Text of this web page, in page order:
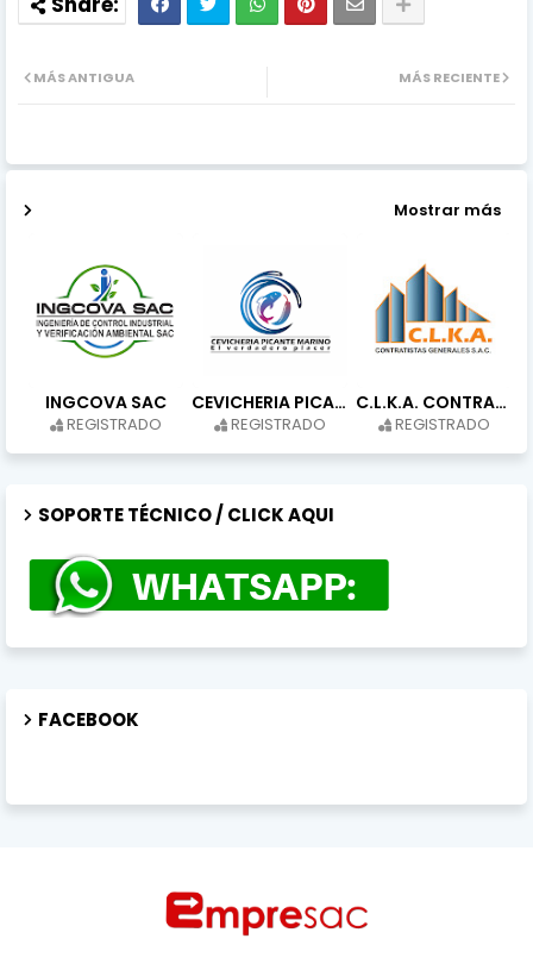
MÁS RECIENTE
MÁS ANTIGUA
Mostrar más
INGCOVA SAC
REGISTRADO
CEVICHERIA PICANTERIA MARINO
REGISTRADO
C.L.K.A. CONTRATISTAS GENERALES S.A.C.
REGISTRADO
SOPORTE TÉCNICO / CLICK AQUI
FACEBOOK